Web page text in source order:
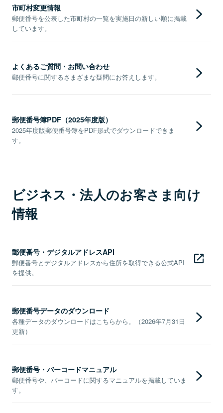
市町村変更情報
郵便番号を公表した市町村の一覧を実施日の新しい順に掲載
しています。
よくあるご質問・お問い合わせ
郵便番号に関するさまざまな疑問にお答えします。
郵便番号簿PDF（2025年度版）
2025年度版郵便番号簿をPDF形式でダウンロードできま
す。
ビジネス・法人のお客さま向け
情報
郵便番号・デジタルアドレスAPI
郵便番号とデジタルアドレスから住所を取得できる公式API
を提供。
郵便番号データのダウンロード
各種データのダウンロードはこちらから。（2026年7月31日
更新）
郵便番号・バーコードマニュアル
郵便番号や、バーコードに関するマニュアルを掲載していま
す。